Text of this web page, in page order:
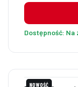
Dostępność: Na
NOWOŚĆ